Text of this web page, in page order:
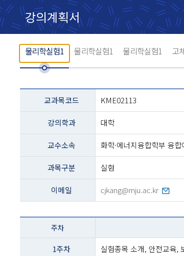
강의계획서
물리학실험1 물리학실험1 물리학실험1 고
-
교과명,
전화번호등의
교과목코드 KME02113
강의학과 대학
교수소속 화학·에너지융합학부 융
과목구분 실험
이메일 cjkang@mju.ac.kr
주차
1주차 실험종목 소개, 안전교육,